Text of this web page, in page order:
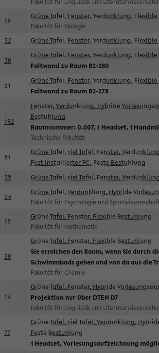
Fakultät für Linguistik und
18
Grüne Tafel, Fenster, Verdunklung,
Fakultät für Biologie
32 Grüne Tafel, Fenster, Verdunklung,
30
Grüne Tafel, Fenster, Verdunklung,
Faltwand zu Raum B2-280
21
Grüne Tafel, Fenster, Verdunklung,
Faltwand zu Raum B2-278
192
Fenster, Verdunklung, Hybride
Bestuhlung
Raumnummer: 0.007, 1 Headset, 1
Technische Fakultät
81
Grüne Tafel, viel Tafel, Fenster,
Fest installierter PC, Feste Bestuhlung
39 Grüne Tafel, viel Tafel, Fenster,
24
Grüne Tafel, Verdunklung, Hybride
Fakultät für Psychologie und
18
Grüne Tafel, Fenster, Flexible Bestuhlung
Fakultät für Mathematik
20
Grüne Tafel, Fenster, Flexible Bestuhlung
Sie erreichen den Raum, wenn Sie durch
Schwimmbads gehen und von da aus die
Fakultät für Chemie
14
Grüne Tafel, Fenster, Hybride
Projektion nur über DTEN D7
Fakultät für Linguistik und
77
Grüne Tafel, viel Tafel, Verdunklung,
Feste Bestuhlung
1 Headset, Vorlesungsaufzeichnung